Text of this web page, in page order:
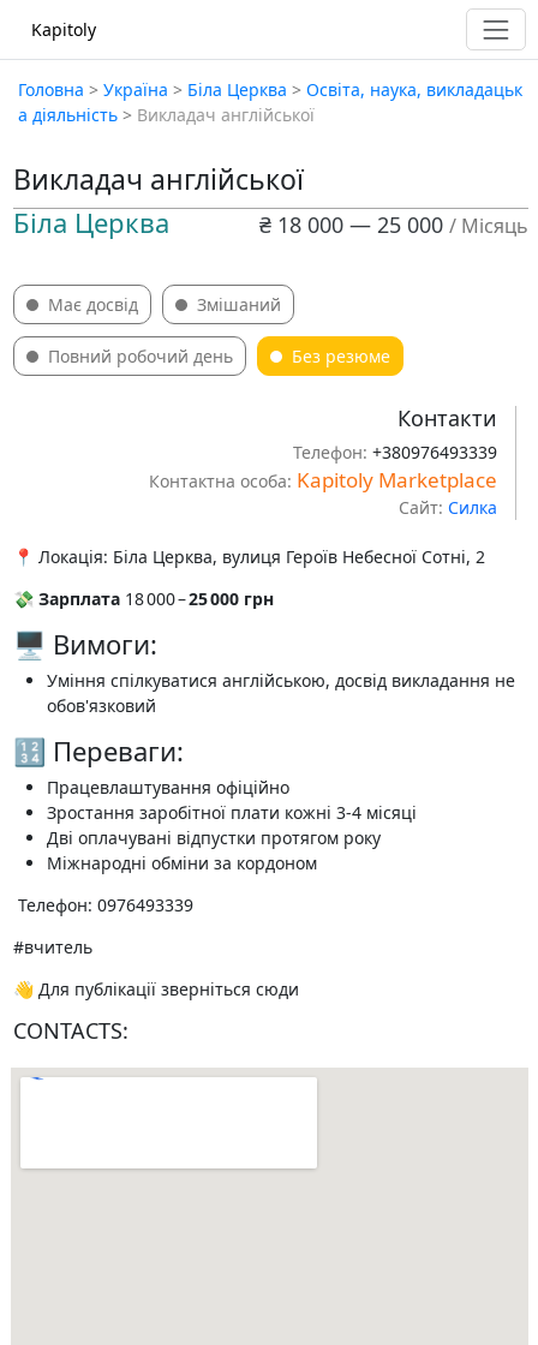
Kapitoly
Головна > Україна > Біла Церква > Освіта, наука, викладацьк
а діяльність > Викладач англійської
Викладач англійської
₴ 18 000 — 25 000 / Місяць
Біла Церква
Має досвід Змішаний
Повний робочий день Без резюме
Контакти
Телефон: +380976493339
Контактна особа: Kapitoly Marketplace
Сайт: Силка
📍 Локація: Біла Церква, вулиця Героїв Небесної Cотні, 2
💸 Зарплата18 000 –25 000 грн
🖥 Вимоги:
Уміння спілкуватися англійською, досвід викладання не
обов'язковий
🔢 Переваги:
Працевлаштування офіційно
Зростання заробітної плати кожні 3-4 місяці
Дві оплачувані відпустки протягом року
Міжнародні обміни за кордоном
️ Телефон: 0976493339
#вчитель
👋 Для публікації зверніться сюди
CONTACTS: